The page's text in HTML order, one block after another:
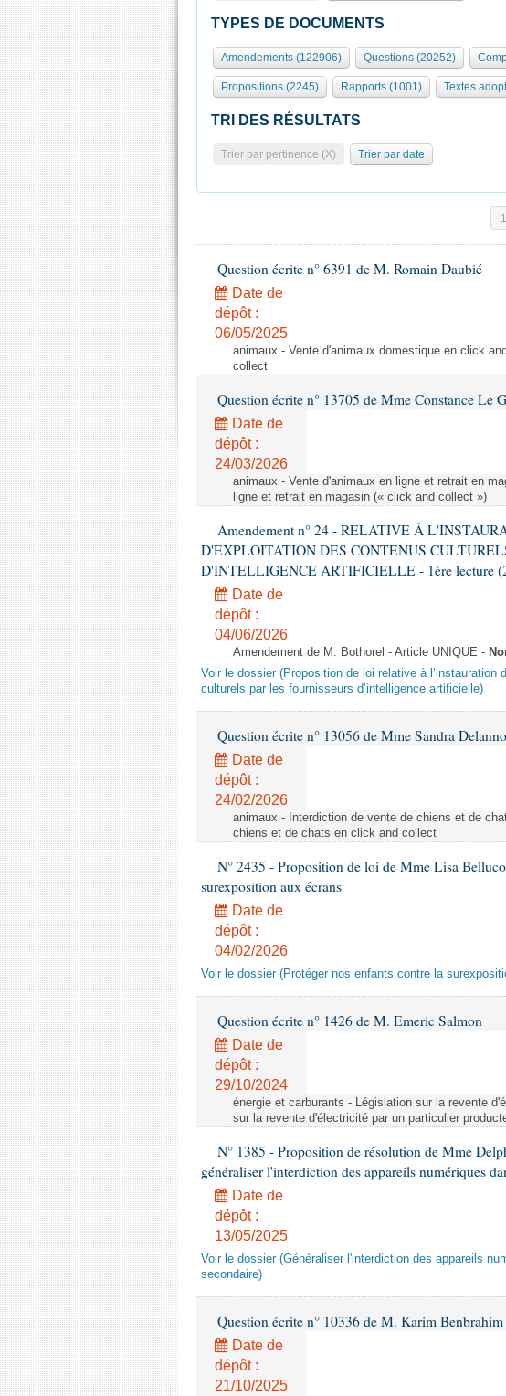
TYPES DE DOCUMENTS
Amendements (122906) Questions (20252)
Propositions (2245) Rapports (1001) Textes
TRI DES RÉSULTATS
Trier par pertinence (X) Trier par date
1
Question écrite n° 6391 de M. Romain Daubié
Date de
dépôt :
06/05/2025
animaux - Vente d'animaux domestique en click
collect
Question écrite n° 13705 de Mme Constance Le
Date de
dépôt :
24/03/2026
animaux - Vente d'animaux en ligne et retrait en
ligne et retrait en magasin (« click and collect »)
Amendement n° 24 - RELATIVE À
D'EXPLOITATION DES CONTENUS
D'INTELLIGENCE ARTIFICIELLE - 1ère lecture
Date de
dépôt :
04/06/2026
Amendement de M. Bothorel - Article UNIQUE -
Voir le dossier (Proposition de loi relative à l’instauration
culturels par les fournisseurs d’intelligence artificielle)
Question écrite n° 13056 de Mme Sandra
Date de
dépôt :
24/02/2026
animaux - Interdiction de vente de chiens et de
chiens et de chats en click and collect
N° 2435 - Proposition de loi de Mme Lisa
surexposition aux écrans
Date de
dépôt :
04/02/2026
Voir le dossier (Protéger nos enfants contre la
Question écrite n° 1426 de M. Emeric Salmon
Date de
dépôt :
29/10/2024
énergie et carburants - Législation sur la revente
sur la revente d'électricité par un particulier
N° 1385 - Proposition de résolution de Mme
généraliser l'interdiction des appareils numériques
Date de
dépôt :
13/05/2025
Voir le dossier (Généraliser l'interdiction des appareils
secondaire)
Question écrite n° 10336 de M. Karim Benbrahim
Date de
dépôt :
21/10/2025